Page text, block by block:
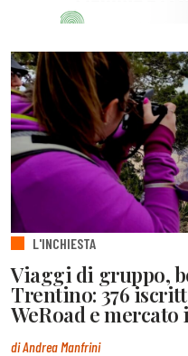
L'INCHIESTA
Viaggi di gruppo,
Trentino: 376
WeRoad e
di Andrea Manfrini